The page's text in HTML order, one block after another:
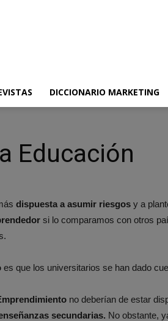
DICCIONARIO MARKETING
Educación
dispuesta a asumir riesgos y a
si lo comparamos con otros
es que los universitarios se han dado
no deberían de estar
secundarias. No obstante,